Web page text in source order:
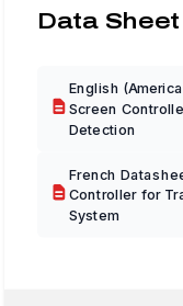
Data Sheet
English
Screen
Detection
French
Controller for
System